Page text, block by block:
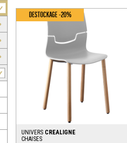
DESTOCKAGE -20%
UNIVERS CREALIGNE
CHAISES